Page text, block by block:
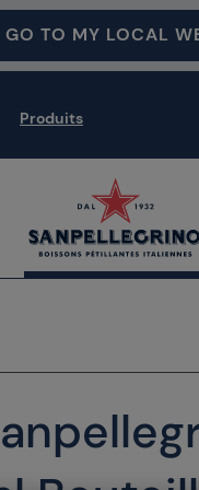
GO TO MY LOCAL
Produits